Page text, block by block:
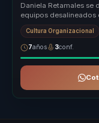
Daniela Retamales se
equipos desalineados
de un li...
Cultura Organizacional
7años 3conf.